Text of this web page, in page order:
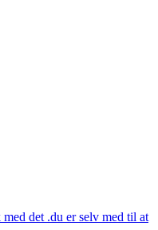
det .du er selv med til at